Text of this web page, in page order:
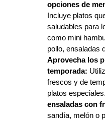
opciones de
Incluye platos
saludables para
como mini
pollo, ensaladas
Aprovecha los
temporada:
frescos y de
ensaladas con
sandía, melón o